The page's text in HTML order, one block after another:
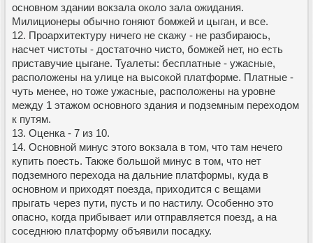
основном здании вокзала около зала ожидания.
Милиционеры обычно гоняют бомжей и цыган, и все.
12. Проархитектуру ничего не скажу - не разбираюсь,
насчет чистоты - достаточно чисто, бомжей нет, но есть
приставучие цыгане. Туалеты: бесплатные - ужасные,
расположены на улице на высокой платформе. Платные -
чуть менее, но тоже ужасные, расположены на уровне
между 1 этажом основного здания и подземным переходом
к путям.
13. Оценка - 7 из 10.
14. Основной минус этого вокзала в том, что там нечего
купить поесть. Также большой минус в том, что нет
подземного перехода на дальние платформы, куда в
основном и приходят поезда, приходится с вещами
прыгать через пути, пусть и по настилу. Особенно это
опасно, когда прибывает или отправляется поезд, а на
соседнюю платформу объявили посадку.